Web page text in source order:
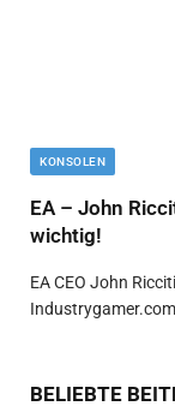
KONSOLEN
EA – John
wichtig!
EA CEO John
BELIEBTE